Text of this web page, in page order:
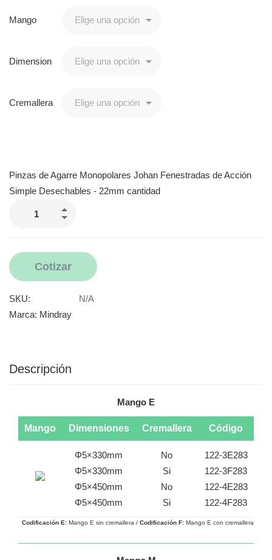
Mango
Dimension
Cremallera
Pinzas de Agarre Monopolares Johan Fenestradas de Acción
Simple Desechables - 22mm cantidad
Cotizar
SKU:
N/A
Marca: Mindray
Descripción
Mango E
Mango Dimensiones Cremallera Código
Φ5×330mm
Φ5×330mm
Φ5×450mm
Φ5×450mm
No
Si
No
Si
122-3E283
122-3F283
122-4E283
122-4F283
Codificación E: Mango E sin cremallera / Codificación F: Mango E con cremallera